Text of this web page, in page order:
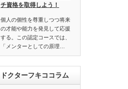
チ資格を取得しよう！
個人の個性を尊重しつつ将来
の才能や能力を発見して応援
する。この認定コースでは、
「メンターとしての原理…
ドクターフキココラム